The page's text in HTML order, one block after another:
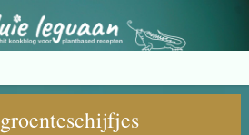
groenteschijfjes